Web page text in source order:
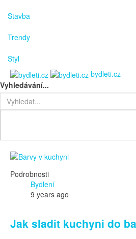
Stavba
Trendy
Styl
bydleti.cz
Vyhledávání...
Podrobnosti
Bydlení
9 years ago
Jak sladit kuchyni do